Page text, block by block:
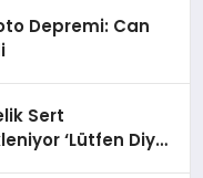
Depremi: Can
Sert
‘Lütfen Diye